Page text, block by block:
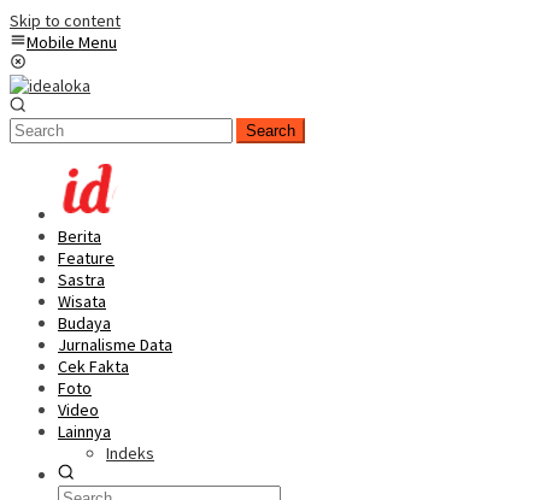
Skip to content
Mobile Menu
Search
Berita
Feature
Sastra
Wisata
Budaya
Jurnalisme Data
Cek Fakta
Foto
Video
Lainnya
Indeks